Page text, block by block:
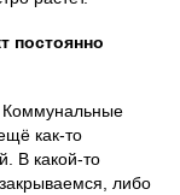
постоянно
как-то
В какой-то
либо